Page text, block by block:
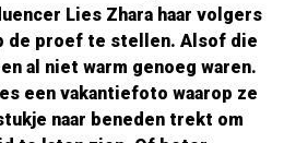
Lies Zhara haar volgers
de proef te stellen. Alsof die
al niet warm genoeg waren.
een vakantiefoto waarop ze
naar beneden trekt om